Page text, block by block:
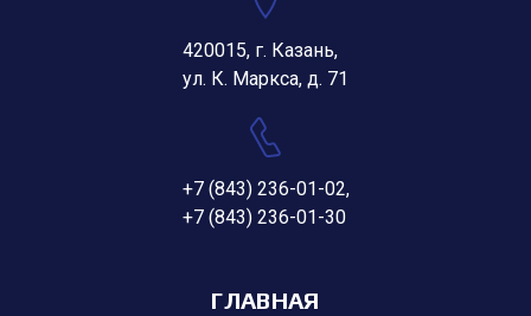
420015, г. Казань,
ул. К. Маркса, д. 71
+7 (843) 236-01-02,
+7 (843) 236-01-30
ГЛАВНАЯ